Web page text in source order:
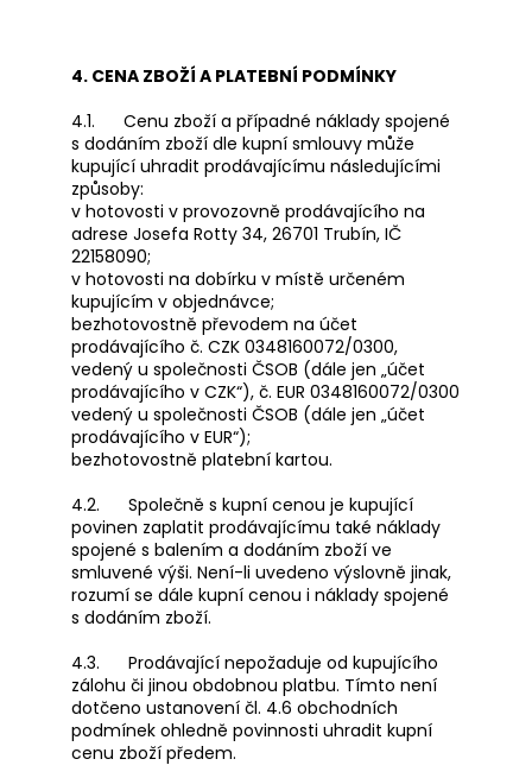
4. CENA ZBOŽÍ A PLATEBNÍ PODMÍNKY
4.1. Cenu zboží a případné náklady spojené
s dodáním zboží dle kupní smlouvy může
kupující uhradit prodávajícímu následujícími
způsoby:
v hotovosti v provozovně prodávajícího na
adrese Josefa Rotty 34, 26701 Trubín, IČ
22158090;
v hotovosti na dobírku v místě určeném
kupujícím v objednávce;
bezhotovostně převodem na účet
prodávajícího č. CZK 0348160072/0300,
vedený u společnosti ČSOB (dále jen „účet
prodávajícího v CZK“), č. EUR 0348160072/0300
vedený u společnosti ČSOB (dále jen „účet
prodávajícího v EUR“);
bezhotovostně platební kartou.
4.2. Společně s kupní cenou je kupující
povinen zaplatit prodávajícímu také náklady
spojené s balením a dodáním zboží ve
smluvené výši. Není-li uvedeno výslovně jinak,
rozumí se dále kupní cenou i náklady spojené
s dodáním zboží.
4.3. Prodávající nepožaduje od kupujícího
zálohu či jinou obdobnou platbu. Tímto není
dotčeno ustanovení čl. 4.6 obchodních
podmínek ohledně povinnosti uhradit kupní
cenu zboží předem.